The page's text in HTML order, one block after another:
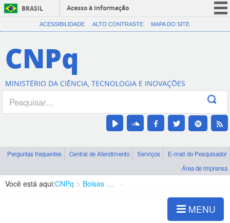
BRASIL
Acesso à informação
CORONAVÍRUS (COVID-19)
Canais
ACESSIBILIDADE ALTO CONTRASTE MAPA DO SITE
CNPq
MINISTÉRIO DA CIÊNCIA, TECNOLOGIA E INOVAÇÕES
Perguntas frequentes Central de Atendimento Serviços
E-mail do Pesquisador
Área de imprensa
Você está aqui:CNPq Bolsas e Auxílios Vigentes
MENU